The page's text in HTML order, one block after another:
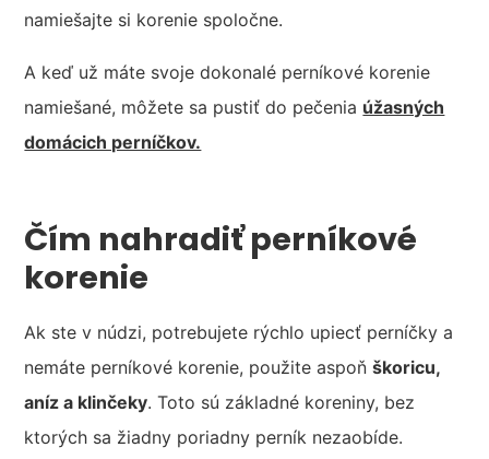
namiešajte si korenie spoločne.
A keď už máte svoje dokonalé perníkové korenie
namiešané, môžete sa pustiť do pečenia úžasných
domácich perníčkov.
Čím nahradiť perníkové
korenie
Ak ste v núdzi, potrebujete rýchlo upiecť perníčky a
nemáte perníkové korenie, použite aspoňškoricu,
aníz a klinčeky. Toto sú základné koreniny, bez
ktorých sa žiadny poriadny perník nezaobíde.